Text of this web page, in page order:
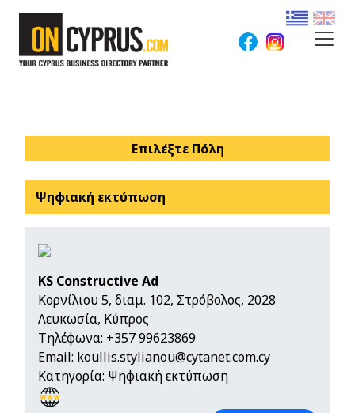
Επιλέξτε Πόλη
Ψηφιακή εκτύπωση
KS Constructive Ad
Κορνίλιου 5, διαμ. 102, Στρόβολος, 2028
Λευκωσία, Κύπρος
Τηλέφωνα: +357 99623869
Email: koullis.stylianou@cytanet.com.cy
Κατηγορία: Ψηφιακή εκτύπωση